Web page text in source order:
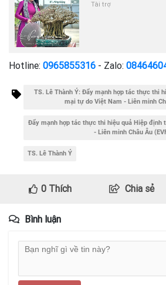
Tài trợ
Hotline: 0965855316 - Zalo:
TS. Lê Thành Ý: Đẩy mạnh hợp tác thực thi
mại tự do Việt Nam - Liên minh
Đẩy mạnh hợp tác thực thi hiệu quả Hiệp định
- Liên minh Châu Âu
TS. Lê Thành Ý
0Thích Chia sẻ
Bình luận